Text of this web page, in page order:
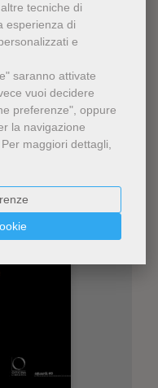
tecniche di
esperienza di
e
saranno attivate
vuoi decidere
preferenze", oppure
la navigazione
Per maggiori dettagli,